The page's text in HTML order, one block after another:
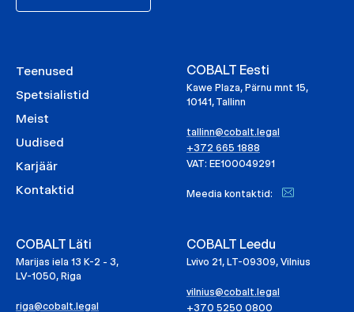
Teenused
Spetsialistid
Meist
Uudised
Karjäär
Kontaktid
COBALT Eesti
Kawe Plaza, Pärnu mnt 15,
10141, Tallinn
tallinn@cobalt.legal
+372 665 1888
VAT: EE100049291
Meedia kontaktid:
COBALT Läti
Marijas iela 13 K-2 - 3,
LV-1050, Riga
riga@cobalt.legal
COBALT Leedu
Lvivo 21, LT-09309, Vilnius
vilnius@cobalt.legal
+370 5250 0800